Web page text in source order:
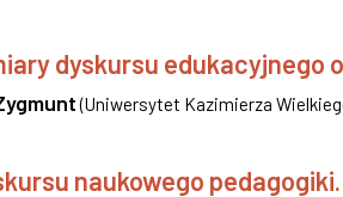
dyskursu edukacyjnego
(Uniwersytet Kazimierza
naukowego